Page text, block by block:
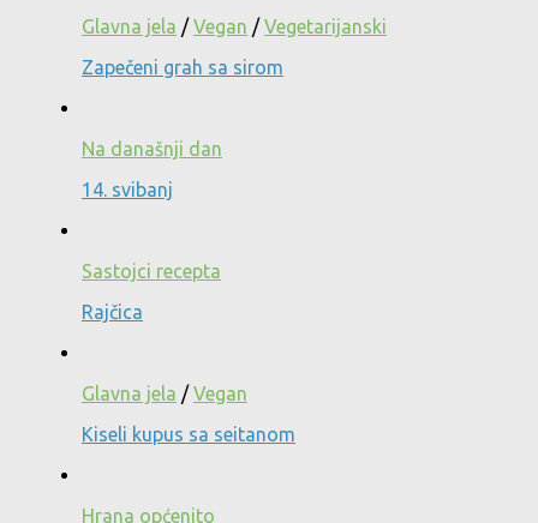
Glavna jela /Vegan /Vegetarijanski
Zapečeni grah sa sirom
Na današnji dan
14. svibanj
Sastojci recepta
Rajčica
Glavna jela /Vegan
Kiseli kupus sa seitanom
Hrana općenito